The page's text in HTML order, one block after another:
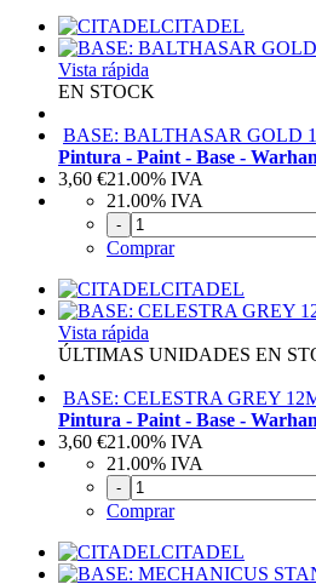
CITADEL
Vista rápida
EN STOCK
BASE: BALTHASAR GOLD
Pintura - Paint - Base -
3,60 €21.00% IVA
21.00% IVA
-
Comprar
CITADEL
Vista rápida
ÚLTIMAS UNIDADES EN
BASE: CELESTRA GREY
Pintura - Paint - Base -
3,60 €21.00% IVA
21.00% IVA
-
Comprar
CITADEL